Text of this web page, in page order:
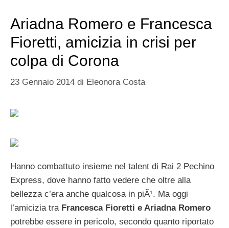
Ariadna Romero e Francesca
Fioretti, amicizia in crisi per
colpa di Corona
23 Gennaio 2014 di Eleonora Costa
Hanno combattuto insieme nel talent di Rai 2 Pechino
Express, dove hanno fatto vedere che oltre alla
bellezza c’era anche qualcosa in piÃ¹. Ma oggi
l’amicizia tra Francesca Fioretti e Ariadna Romero
potrebbe essere in pericolo, secondo quanto riportato